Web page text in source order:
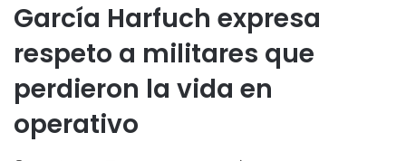
García Harfuch expresa
respeto a militares que
perdieron la vida en
operativo